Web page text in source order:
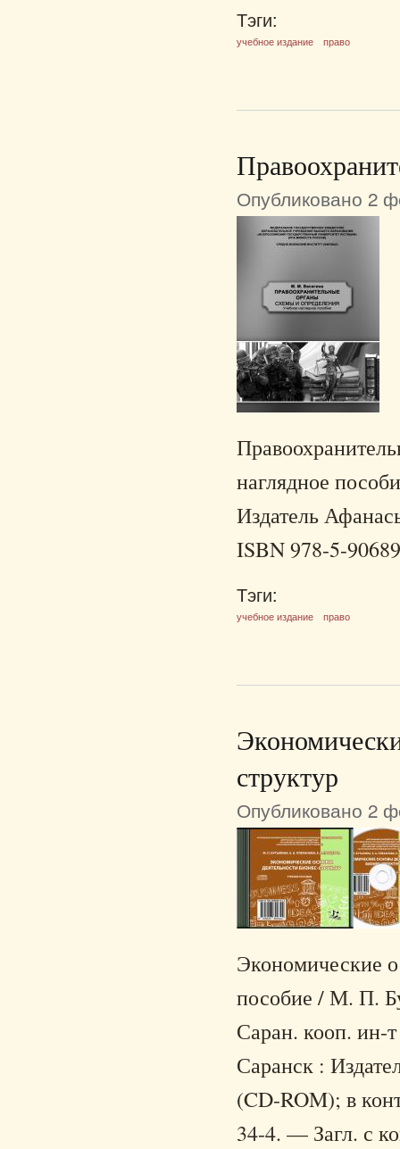
Тэги:
учебное издание право
Опубликовано 2
наглядное
Издатель
ISBN 978-5-
Тэги:
учебное издание право
структур
Опубликовано 2
Экономические
пособие / М. П.
Саран. кооп.
Саранск :
(CD-ROM); в
34-4. — Загл. с